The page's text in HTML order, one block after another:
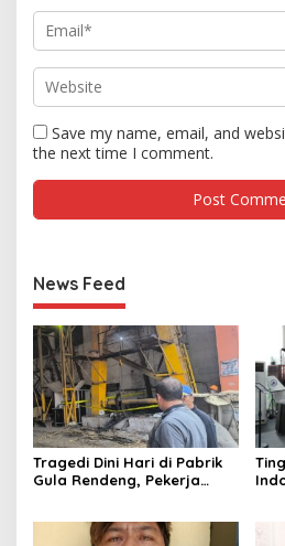
Save my name, email, and
the next time I comment.
News Feed
Tragedi Dini Hari di Pabrik
Gula Rendeng, Pekerja